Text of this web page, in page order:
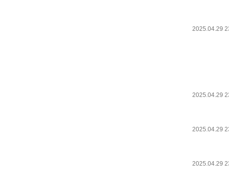
2025.04.29
2025.04.29
2025.04.29
2025.04.29